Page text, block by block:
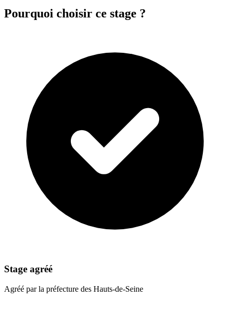
Pourquoi choisir ce stage ?
Stage agréé
Agréé par la préfecture des Hauts-de-Seine